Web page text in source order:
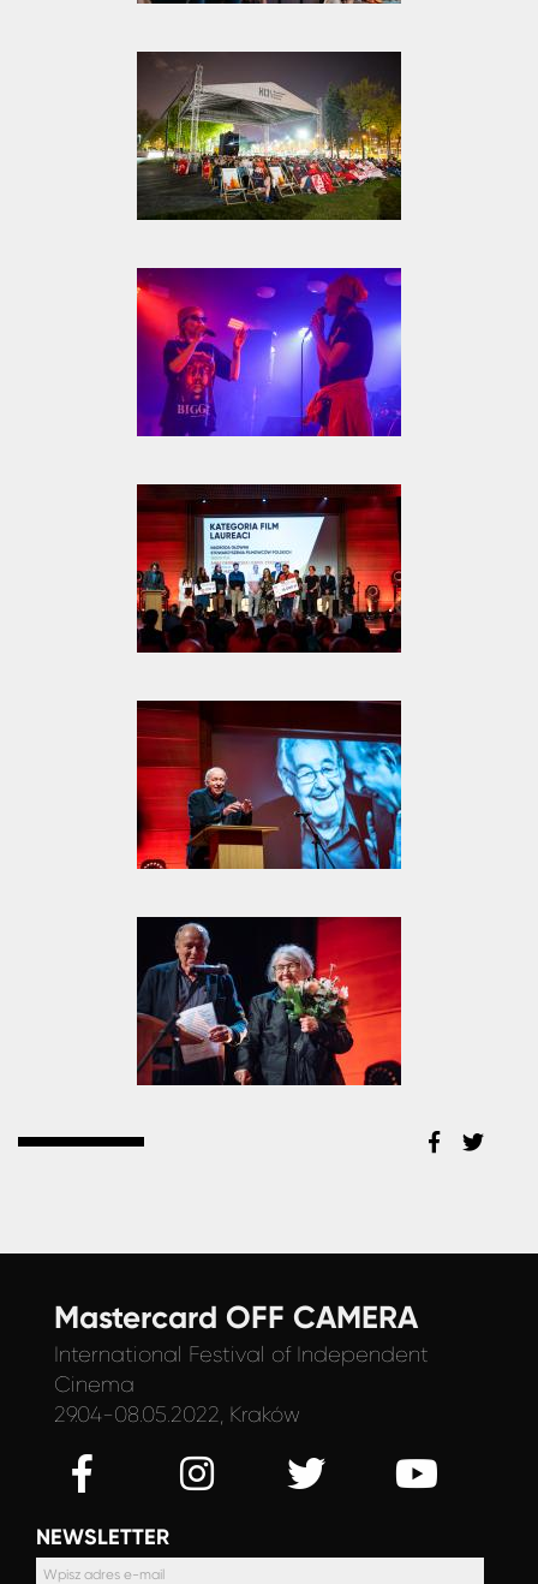
Mastercard OFF CAMERA
International Festival of Independent
Cinema
29.04-08.05.2022, Kraków
NEWSLETTER